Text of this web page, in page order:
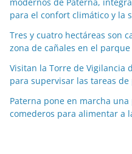
e
s
e
para el confort climático y la
Tres y cuatro hectáreas son
zona de cañales en el
Visitan la Torre de Vigilancia
para supervisar las tareas
Paterna pone en marcha
comederos para alimentar a